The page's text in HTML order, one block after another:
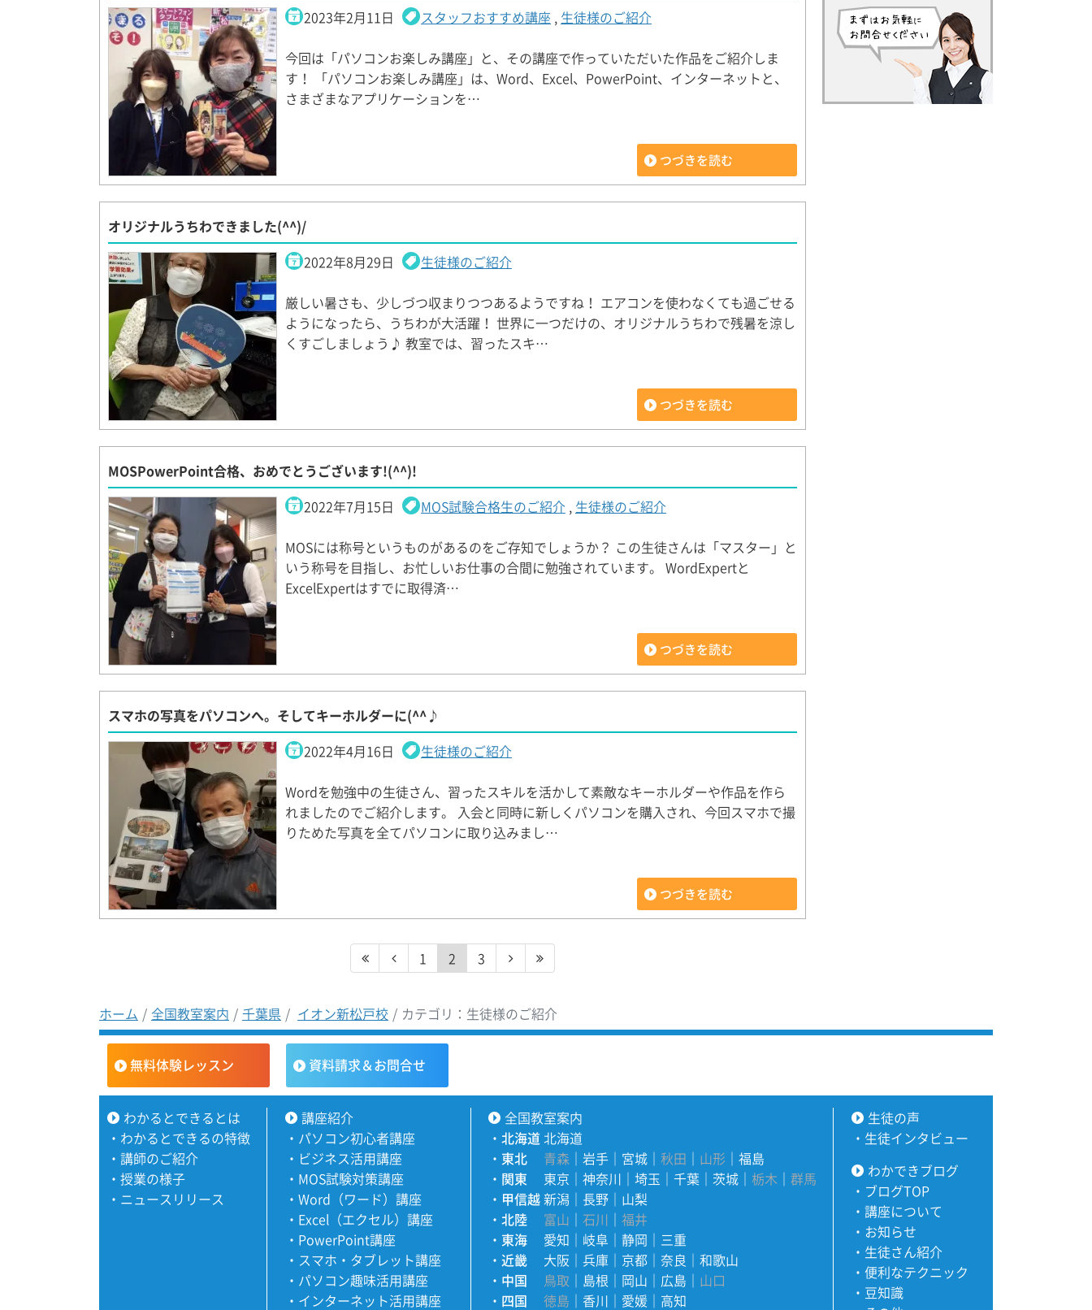
2023年2月11日
スタッフおすすめ講座 , 生徒様のご紹介
今回は「パソコンお楽しみ講座」と、その講座で作っていただいた作品をご紹介しま
す！ 「パソコンお楽しみ講座」は、Word、Excel、PowerPoint、インターネットと、
さまざまなアプリケーションを…
つづきを読む
オリジナルうちわできました(^^)/
2022年8月29日
生徒様のご紹介
厳しい暑さも、少しづつ収まりつつあるようですね！ エアコンを使わなくても過ごせる
ようになったら、うちわが大活躍！ 世界に一つだけの、オリジナルうちわで残暑を涼し
くすごしましょう♪ 教室では、習ったスキ…
つづきを読む
MOSPowerPoint合格、おめでとうございます!(^^)!
2022年7月15日
MOS試験合格生のご紹介 , 生徒様のご紹介
MOSには称号というものがあるのをご存知でしょうか？ この生徒さんは「マスター」と
いう称号を目指し、お忙しいお仕事の合間に勉強されています。 WordExpertと
ExcelExpertはすでに取得済…
つづきを読む
スマホの写真をパソコンへ。そしてキーホルダーに(^^♪
2022年4月16日
生徒様のご紹介
Wordを勉強中の生徒さん、習ったスキルを活かして素敵なキーホルダーや作品を作ら
れましたのでご紹介します。 入会と同時に新しくパソコンを購入され、今回スマホで撮
りためた写真を全てパソコンに取り込みまし…
つづきを読む
1 2 3
ホーム 全国教室案内 千葉県 イオン新松戸校 カテゴリ：生徒様のご紹介
無料体験レッスン 資料請求＆お問合せ
わかるとできるとは
・ わかるとできるの特徴
・ 講師のご紹介
・ 授業の様子
・ ニュースリリース
講座紹介
・ パソコン初心者講座
・ ビジネス活用講座
・ MOS試験対策講座
・ Word（ワード）講座
・ Excel（エクセル）講座
・ PowerPoint講座
・ スマホ・タブレット講座
・ パソコン趣味活用講座
・ インターネット活用講座
全国教室案内
・北海道 北海道
・ 東北 青森 ｜岩手 ｜ 宮城 ｜秋田 ｜ 山形 ｜福島
・ 関東 東京 ｜神奈川 ｜埼玉 ｜千葉 ｜茨城 ｜栃木 ｜群馬
・ 甲信越新潟 ｜ 長野 ｜ 山梨
・北陸 富山 ｜石川 ｜福井
・ 東海 愛知 ｜ 岐阜 ｜静岡 ｜ 三重
・近畿 大阪 ｜ 兵庫 ｜ 京都 ｜奈良 ｜和歌山
・ 中国 鳥取 ｜ 島根 ｜ 岡山 ｜ 広島 ｜ 山口
・ 四国 徳島 ｜ 香川 ｜ 愛媛 ｜ 高知
生徒の声
・ 生徒インタビュー
わかできブログ
・ ブログTOP
・ 講座について
・ お知らせ
・ 生徒さん紹介
・ 便利なテクニック
・ 豆知識